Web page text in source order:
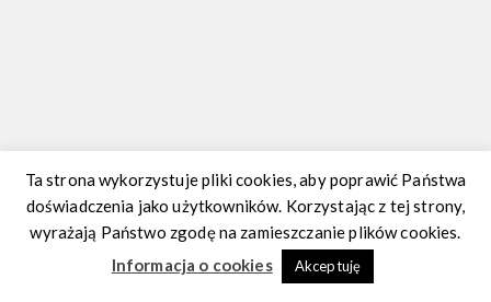
Ta strona wykorzystuje pliki cookies, aby poprawić Państwa
doświadczenia jako użytkowników. Korzystając z tej strony,
wyrażają Państwo zgodę na zamieszczanie plików cookies.
Informacja o cookies
Akceptuję